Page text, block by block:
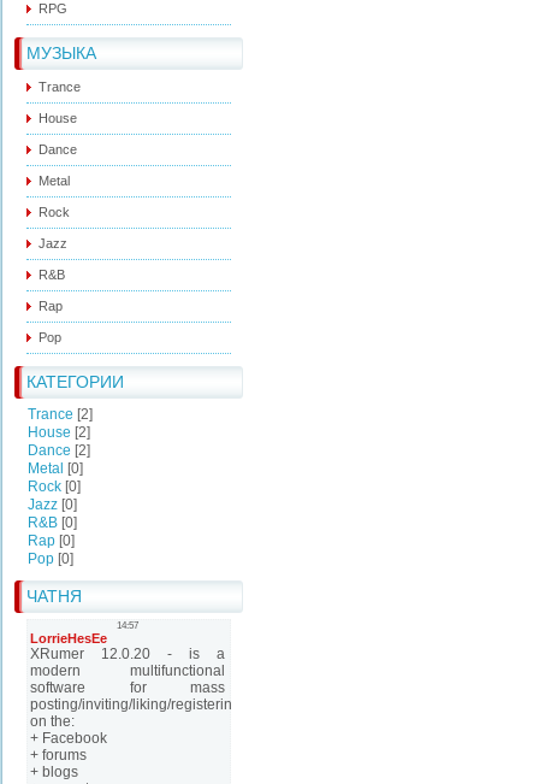
RPG
МУЗЫКА
Trance
House
Dance
Metal
Rock
Jazz
R&B
Rap
Pop
КАТЕГОРИИ
Trance [2]
House [2]
Dance [2]
Metal [0]
Rock [0]
Jazz [0]
R&B [0]
Rap [0]
Pop [0]
ЧАТНЯ